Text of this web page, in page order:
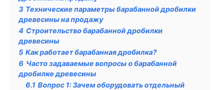
3 Технические параметры барабанной дробилки
древесины на продажу
4 Строительство барабанной дробилки
древесины
5 Как работает барабанная дробилка?
6 Часто задаваемые вопросы о барабанной
дробилке древесины
6.1 Вопрос 1: Зачем оборудовать отдельный